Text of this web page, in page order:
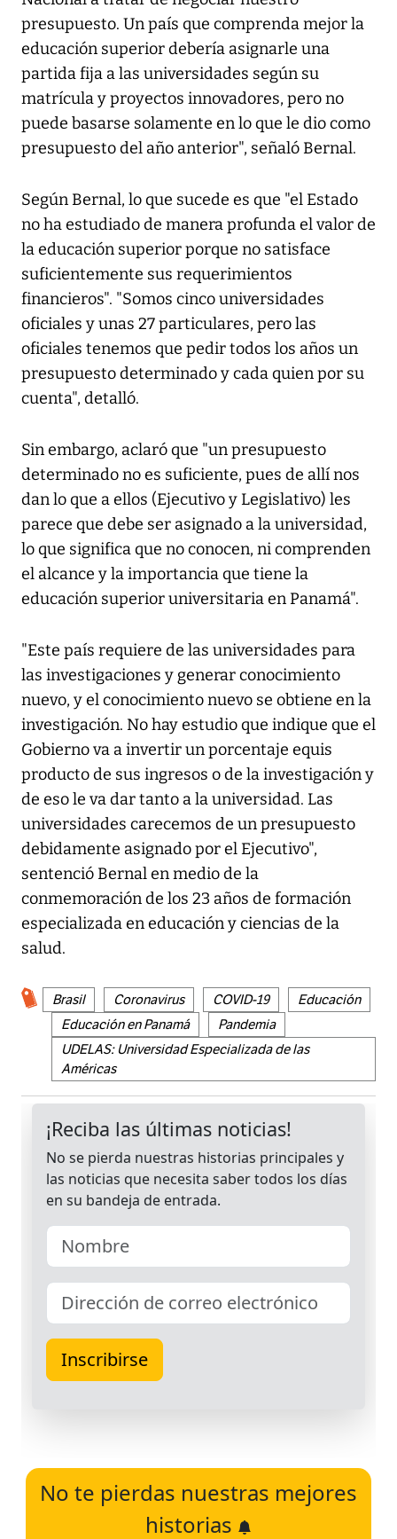
presupuesto. Un país que comprenda mejor la
educación superior debería asignarle una
partida fija a las universidades según su
matrícula y proyectos innovadores, pero no
puede basarse solamente en lo que le dio como
presupuesto del año anterior", señaló Bernal.
Según Bernal, lo que sucede es que "el Estado
no ha estudiado de manera profunda el valor de
la educación superior porque no satisface
suficientemente sus requerimientos
financieros". "Somos cinco universidades
oficiales y unas 27 particulares, pero las
oficiales tenemos que pedir todos los años un
presupuesto determinado y cada quien por su
cuenta", detalló.
Sin embargo, aclaró que "un presupuesto
determinado no es suficiente, pues de allí nos
dan lo que a ellos (Ejecutivo y Legislativo) les
parece que debe ser asignado a la universidad,
lo que significa que no conocen, ni comprenden
el alcance y la importancia que tiene la
educación superior universitaria en Panamá".
"Este país requiere de las universidades para
las investigaciones y generar conocimiento
nuevo, y el conocimiento nuevo se obtiene en la
investigación. No hay estudio que indique que el
Gobierno va a invertir un porcentaje equis
producto de sus ingresos o de la investigación y
de eso le va dar tanto a la universidad. Las
universidades carecemos de un presupuesto
debidamente asignado por el Ejecutivo",
sentenció Bernal en medio de la
conmemoración de los 23 años de formación
especializada en educación y ciencias de la
salud.
Brasil Coronavirus COVID-19
Educación
Educación en Panamá
Pandemia
UDELAS: Universidad Especializada de las
Américas
No te pierdas nuestras mejores
historias